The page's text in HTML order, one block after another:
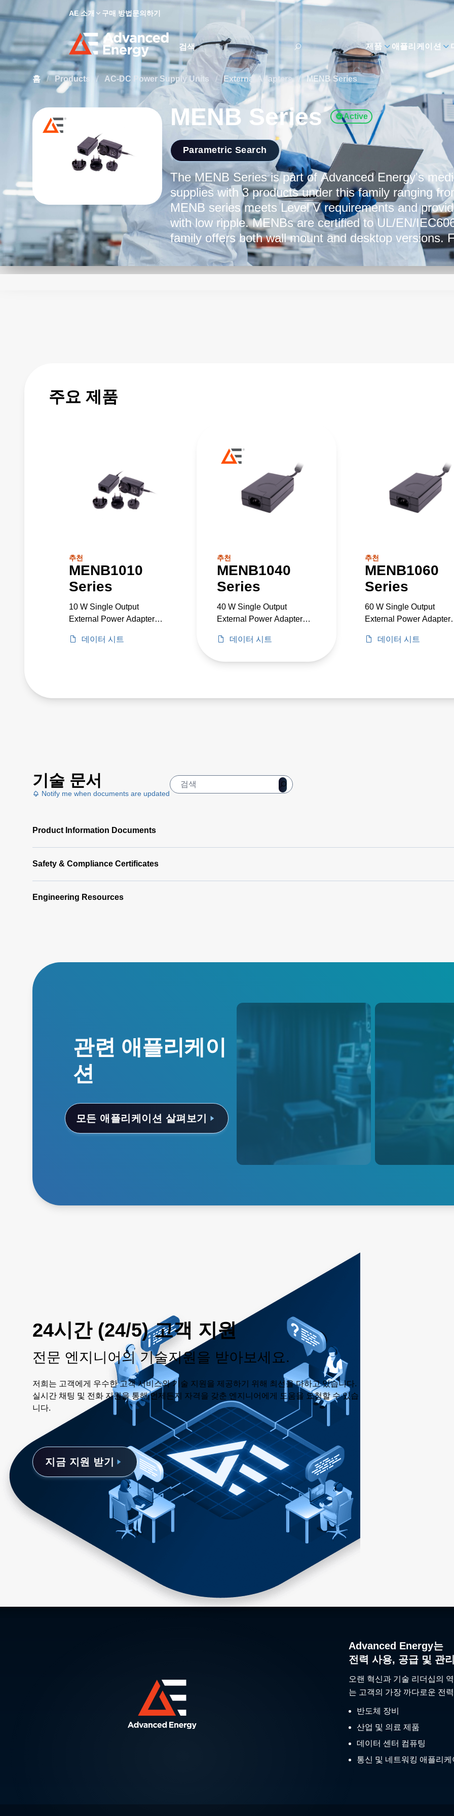
AE 소개 구매 방법문의하기
Site Search
제품 애플리케이션
홈 / Products / AC-DC Power Supply Units / External Adapters / MENB Series
MENB Series Active
Parametric Search
The MENB Series is part of Advanced Energy's
supplies with 3 products under this family ranging
MENB series meets Level V requirements and
with low ripple. MENBs are certified to UL/EN/
family offers both wall mount and desktop versions.
please look at the ME series by SL Power.
주요 제품
추천
MENB1010
Series
10 W Single Output
External Power Adapter
데이터 시트
추천
MENB1040
Series
40 W Single Output
External Power Adapter
데이터 시트
추천
MENB1060
Series
60 W Single Output
External Power Adapter
데이터 시트
기술 문서
Notify me when documents are updated
Product Information Documents
Safety & Compliance Certificates
Engineering Resources
관련 애플리케이
션
모든 애플리케이션 살펴보기
Infusion Pumps
These power supply solutions
are carefully designed to meet
pumps, while also prioritizing
factors such as reliability,
Vital Signs
Monitoring
Addressing the
signs patient
Explore Vital
24시간 (24/5) 고객 지원
전문 엔지니어의 기술지원을 받아보세요.
저희는 고객에게 우수한 고객 서비스와 기술 지원을 제공하기 위해 최선을 다하고 있습니다.
실시간 채팅 및 전화 지원을 통해 언제든지 자격을 갖춘 엔지니어에게 도움을 요청할 수 있습
니다.
지금 지원 받기
Advanced Energy는
전력 사용, 공급 및 관
오랜 혁신과 기술 리더십의
는 고객의 가장 까다로운 전
반도체 장비
산업 및 의료 제품
데이터 센터 컴퓨팅
통신 및 네트워킹 애플리케